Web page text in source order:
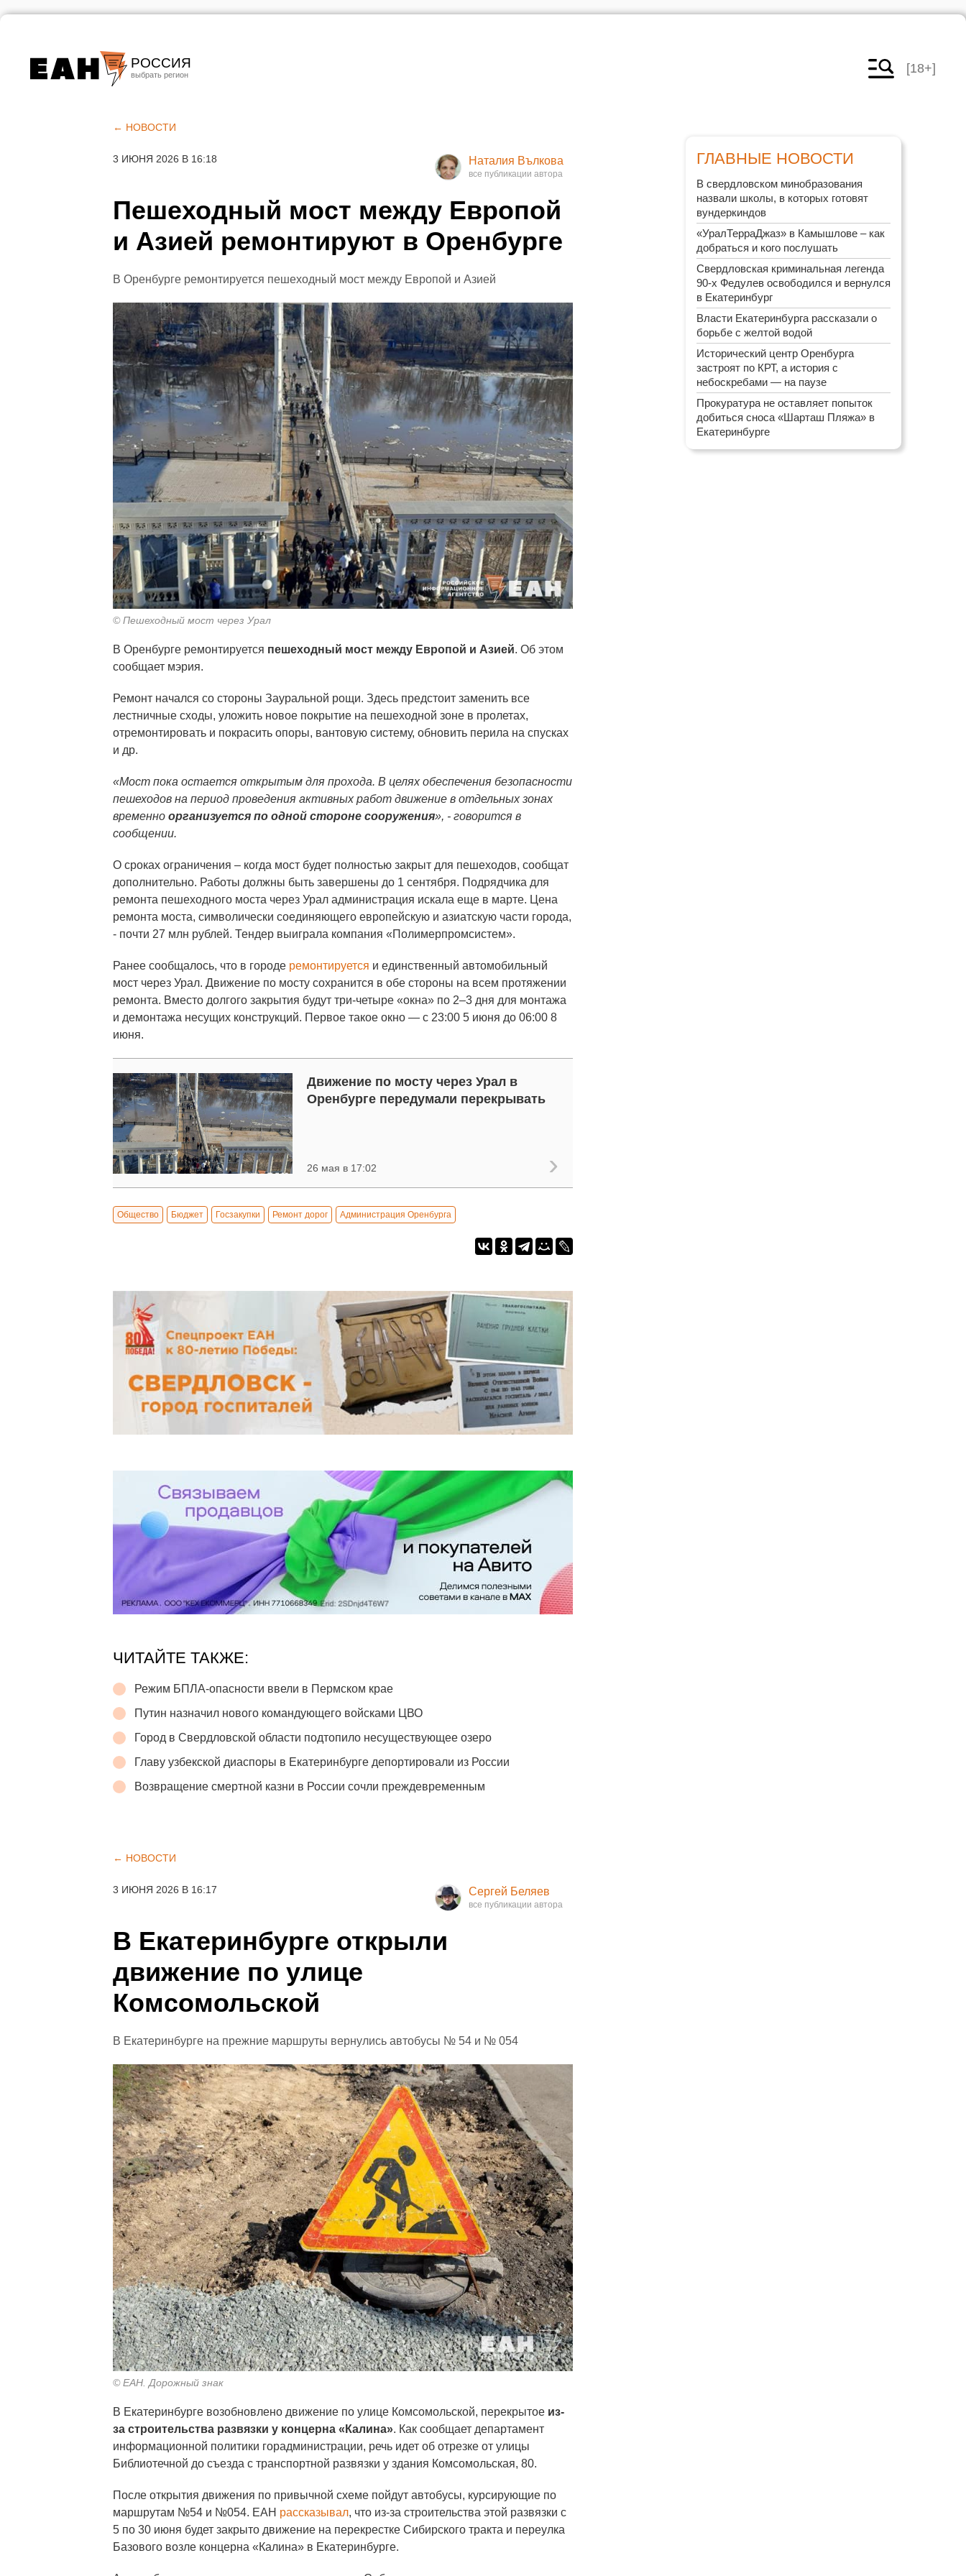
РОССИЯ
Челябинск
[18+]
← НОВОСТИ
3 ИЮНЯ 2026 В 16:18 Наталия Вълкова
Пешеходный мост между Европой
и Азией ремонтируют в Оренбурге
В Оренбурге ремонтируется пешеходный мост между Европой и Азией
© Пешеходный мост через Урал
В Оренбурге ремонтируется пешеходный мост между Европой и Азией. Об этом
сообщает мэрия.
Ремонт начался со стороны Зауральной рощи. Здесь предстоит заменить все
лестничные сходы, уложить новое покрытие на пешеходной зоне в пролетах,
отремонтировать и покрасить опоры, вантовую систему, обновить перила на спусках
и др.
«Мост пока остается открытым для прохода. В целях обеспечения безопасности
пешеходов на период проведения активных работ движение в отдельных зонах
временно организуется по одной стороне сооружения», - говорится в
сообщении.
О сроках ограничения – когда мост будет полностью закрыт для пешеходов, сообщат
дополнительно. Работы должны быть завершены до 1 сентября. Подрядчика для
ремонта пешеходного моста через Урал администрация искала еще в марте. Цена
ремонта моста, символически соединяющего европейскую и азиатскую части города,
- почти 27 млн рублей. Тендер выиграла компания «Полимерпромсистем».
Ранее сообщалось, что в городе ремонтируется и единственный автомобильный
мост через Урал. Движение по мосту сохранится в обе стороны на всем протяжении
ремонта. Вместо долгого закрытия будут три-четыре «окна» по 2–3 дня для монтажа
и демонтажа несущих конструкций. Первое такое окно — с 23:00 5 июня до 06:00 8
июня.
Движение по мосту через Урал в
Оренбурге передумали перекрывать
26 мая в 17:02
Общество Бюджет Госзакупки Ремонт дорог Администрация Оренбурга
ЧИТАЙТЕ ТАКЖЕ:
Режим БПЛА-опасности ввели в Пермском крае
Путин назначил нового командующего войсками ЦВО
Город в Свердловской области подтопило несуществующее озеро
Главу узбекской диаспоры в Екатеринбурге депортировали из России
Возвращение смертной казни в России сочли преждевременным
← НОВОСТИ
3 ИЮНЯ 2026 В 16:17 Сергей Беляев
В Екатеринбурге открыли
движение по улице
Комсомольской
В Екатеринбурге на прежние маршруты вернулись автобусы № 54 и № 054
© ЕАН. Дорожный знак
В Екатеринбурге возобновлено движение по улице Комсомольской, перекрытое из-
за строительства развязки у концерна «Калина». Как сообщает департамент
информационной политики горадминистрации, речь идет об отрезке от улицы
Библиотечной до съезда с транспортной развязки у здания Комсомольская, 80.
После открытия движения по привычной схеме пойдут автобусы, курсирующие по
маршрутам №54 и №054. ЕАН рассказывал, что из-за строительства этой развязки с
5 по 30 июня будет закрыто движение на перекрестке Сибирского тракта и переулка
Базового возле концерна «Калина» в Екатеринбурге.
ГЛАВНЫЕ НОВОСТИ
В свердловском минобразования
назвали школы, в которых готовят
вундеркиндов
«УралТерраДжаз» в Камышлове – как
добраться и кого послушать
Свердловская криминальная легенда
90-х Федулев освободился и вернулся
в Екатеринбург
Власти Екатеринбурга рассказали о
борьбе с желтой водой
Исторический центр Оренбурга
застроят по КРТ, а история с
небоскребами — на паузе
Прокуратура не оставляет попыток
добиться сноса «Шарташ Пляжа» в
Екатеринбурге